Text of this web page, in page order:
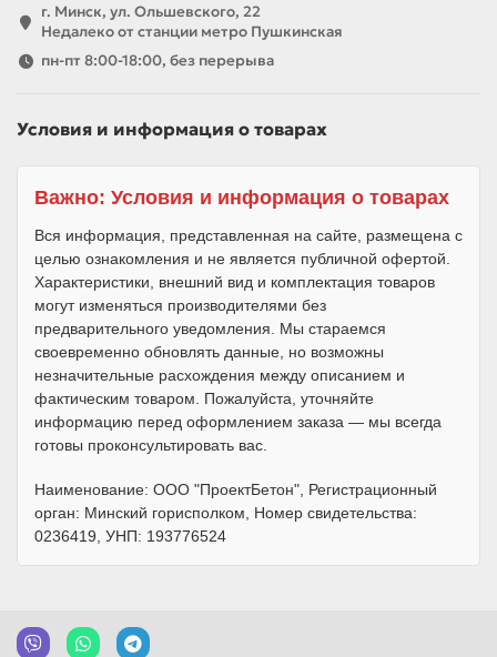
г. Минск, ул. Ольшевского, 22
Недалеко от станции метро Пушкинская
пн-пт 8:00-18:00, без перерыва
Условия и информация о товарах
Важно: Условия и информация о товарах
Вся информация, представленная на сайте, размещена с
целью ознакомления и не является публичной офертой.
Характеристики, внешний вид и комплектация товаров
могут изменяться производителями без
предварительного уведомления. Мы стараемся
своевременно обновлять данные, но возможны
незначительные расхождения между описанием и
фактическим товаром. Пожалуйста, уточняйте
информацию перед оформлением заказа — мы всегда
готовы проконсультировать вас.
Наименование: ООО "ПроектБетон", Регистрационный
орган: Минский горисполком, Номер свидетельства:
0236419, УНП: 193776524